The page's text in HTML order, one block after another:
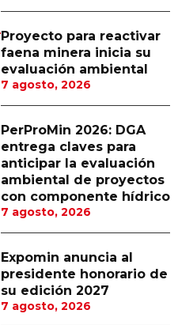
Proyecto para reactivar
faena minera inicia su
evaluación ambiental
7 agosto, 2026
PerProMin 2026: DGA
entrega claves para
anticipar la evaluación
ambiental de proyectos
con componente hídrico
7 agosto, 2026
Expomin anuncia al
presidente honorario de
su edición 2027
7 agosto, 2026